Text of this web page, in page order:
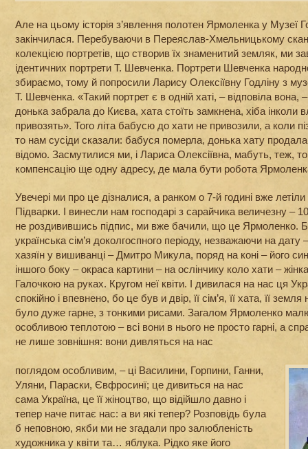
Але на цьому історія з’явлення полотен Ярмоленка у Музеї
закінчилася. Перебуваючи в Переяслав-Хмельницькому
колекцією портретів, що створив їх знаменитий земляк, ми
ідентичних портрети Т. Шевченка. Портрети Шевченка
збираємо, тому й попросили Ларису Олексіївну Годліну з
Т. Шевченка. «Такий портрет є в одній хаті, – відповіла вона,
донька забрала до Києва, хата стоїть замкнена, хіба інколи
привозять». Того літа бабусю до хати не привозили, а коли
то нам сусіди сказали: бабуся померла, донька хату
відомо. Засмутилися ми, і Лариса Олексіївна, мабуть, теж,
компенсацію ще одну адресу, де мала бути робота
Увечері ми про це дізналися, а ранком о 7-й годині вже
Підварки. І винесли нам господарі з сарайчика величезну –
не роздивившись підпис, ми вже бачили, що це Ярмоленко.
українська сім’я доколгоспного періоду, незважаючи на дату
хазяїн у вишиванці – Дмитро Микула, поряд на коні – його
іншого боку – окраса картини – на ослінчику коло хати –
Галочкою на руках. Кругом неї квіти. І дивилася на нас ця
спокійно і впевнено, бо це був и двір, її сім’я, її хата, її
було дуже гарне, з тонкими рисами. Загалом Ярмоленко
особливою теплотою – всі вони в нього не просто гарні, а
не лише зовнішня: вони дивляться на нас
поглядом особливим, – ці Василини, Горпини, Ганни,
Уляни, Параски, Євфросинї; це дивиться на нас
сама Україна, це її жіноцтво, що відійшло давно і
тепер наче питає нас: а ви які тепер? Розповідь була
б неповною, якби ми не згадали про залюбленість
художника у квіти та… яблука. Рідко яке його